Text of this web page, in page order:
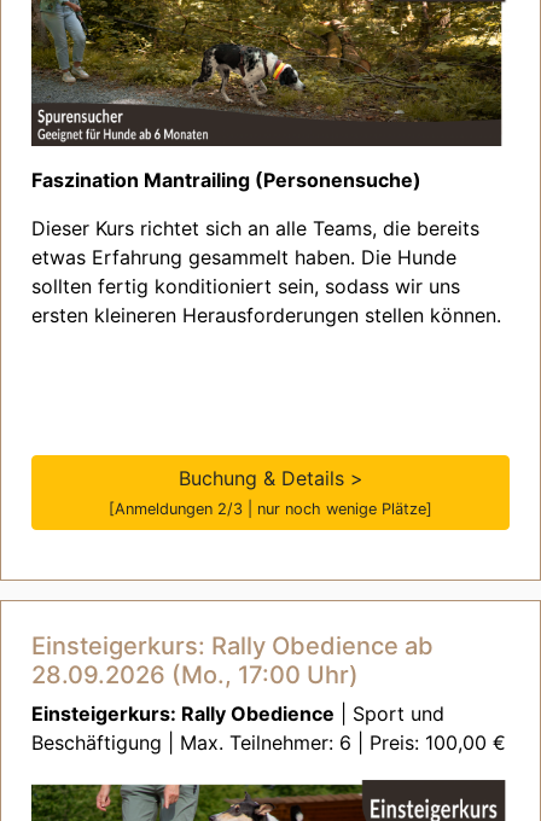
Faszination Mantrailing (Personensuche)
Dieser Kurs richtet sich an alle Teams, die bereits
etwas Erfahrung gesammelt haben. Die Hunde
sollten fertig konditioniert sein, sodass wir uns
ersten kleineren Herausforderungen stellen können.
Buchung & Details >
[Anmeldungen 2/3 | nur noch wenige Plätze]
Einsteigerkurs: Rally Obedience ab
28.09.2026 (Mo., 17:00 Uhr)
Einsteigerkurs: Rally Obedience | Sport und
Beschäftigung | Max. Teilnehmer: 6 | Preis: 100,00 €